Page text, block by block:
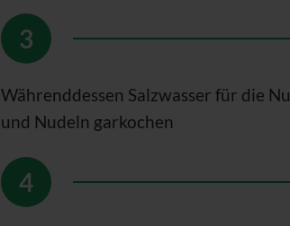
Währenddessen Salzwasser für die
und Nudeln garkochen